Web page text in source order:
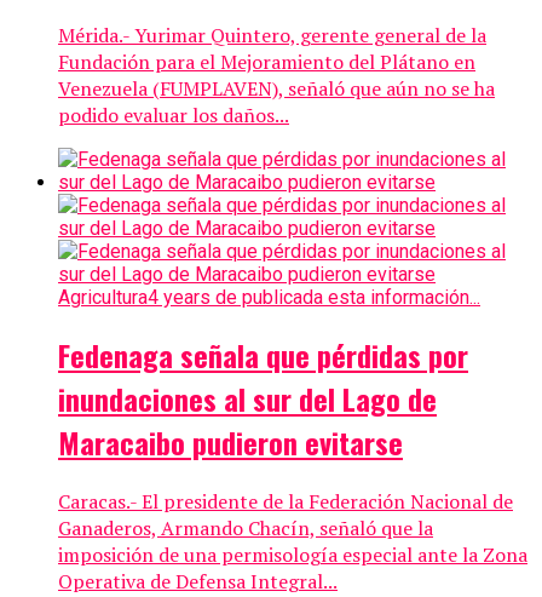
Mérida.- Yurimar Quintero, gerente general de la
Fundación para el Mejoramiento del Plátano en
Venezuela (FUMPLAVEN), señaló que aún no se ha
podido evaluar los daños...
Agricultura4 years de publicada esta información...
Fedenaga señala que pérdidas por
inundaciones al sur del Lago de
Maracaibo pudieron evitarse
Caracas.- El presidente de la Federación Nacional de
Ganaderos, Armando Chacín, señaló que la
imposición de una permisología especial ante la Zona
Operativa de Defensa Integral...